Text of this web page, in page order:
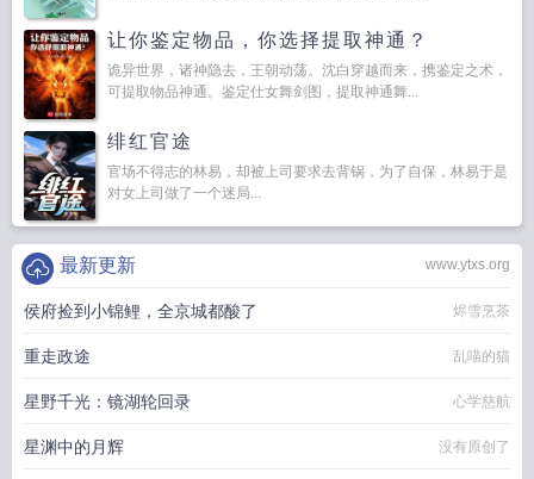
让你鉴定物品，你选择提取神通？
诡异世界，诸神隐去，王朝动荡。沈白穿越而来，携鉴定之术，
可提取物品神通。鉴定仕女舞剑图，提取神通舞...
绯红官途
官场不得志的林易，却被上司要求去背锅，为了自保，林易于是
对女上司做了一个迷局...
www.ytxs.org
最新更新
侯府捡到小锦鲤，全京城都酸了 烬雪烹茶
重走政途 乱喵的猫
星野千光：镜湖轮回录 心学慈航
星渊中的月辉 没有原创了